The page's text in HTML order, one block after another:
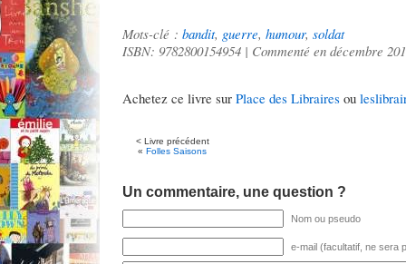
Mots-clé : bandit, guerre, humour, soldat
ISBN: 9782800154954 | Commenté en décembre
Achetez ce livre sur Place des Libraires ou
< Livre précédent
« Folles Saisons
Un commentaire, une question ?
Nom ou pseudo
e-mail (facultatif, ne sera